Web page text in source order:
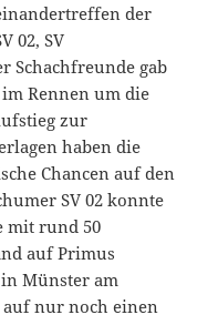
der
02, SV
Schachfreunde gab
Rennen um die
zur
haben die
Chancen auf den
SV 02 konnte
mit rund 50
auf Primus
Münster am
auf nur noch einen